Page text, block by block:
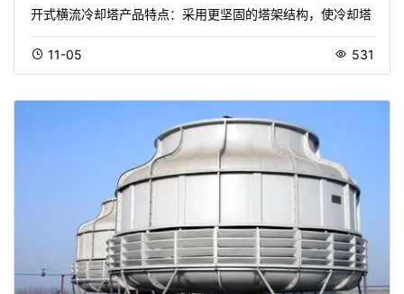
开式横流冷却塔产品特点：采用更坚固的塔架结构，使冷却塔
11-05 531